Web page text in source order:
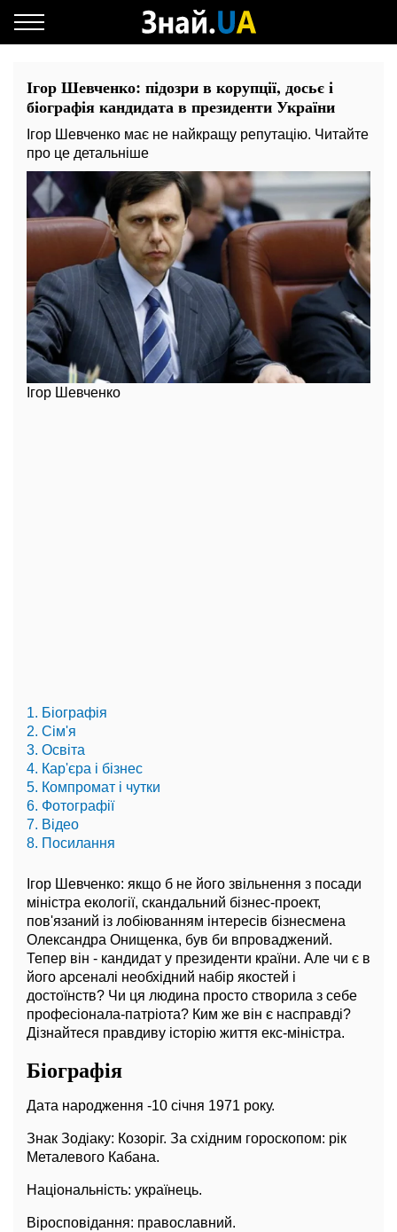
Ігор Шевченко: підозри в корупції, досьє і
біографія кандидата в президенти України
Ігор Шевченко має не найкращу репутацію. Читайте
про це детальніше
Ігор Шевченко
1. Біографія
2. Сім'я
3. Освіта
4. Кар'єра і бізнес
5. Компромат і чутки
6. Фотографії
7. Відео
8. Посилання
Ігор Шевченко: якщо б не його звільнення з посади
міністра екології, скандальний бізнес-проект,
пов'язаний із лобіюванням інтересів бізнесмена
Олександра Онищенка, був би впроваджений.
Тепер він - кандидат у президенти країни. Але чи є в
його арсеналі необхідний набір якостей і
достоїнств? Чи ця людина просто створила з себе
професіонала-патріота? Ким же він є насправді?
Дізнайтеся правдиву історію життя екс-міністра.
Біографія
Дата народження -10 січня 1971 року.
Знак Зодіаку: Козоріг. За східним гороскопом: рік
Металевого Кабана.
Національність: українець.
Віросповідання: православний.